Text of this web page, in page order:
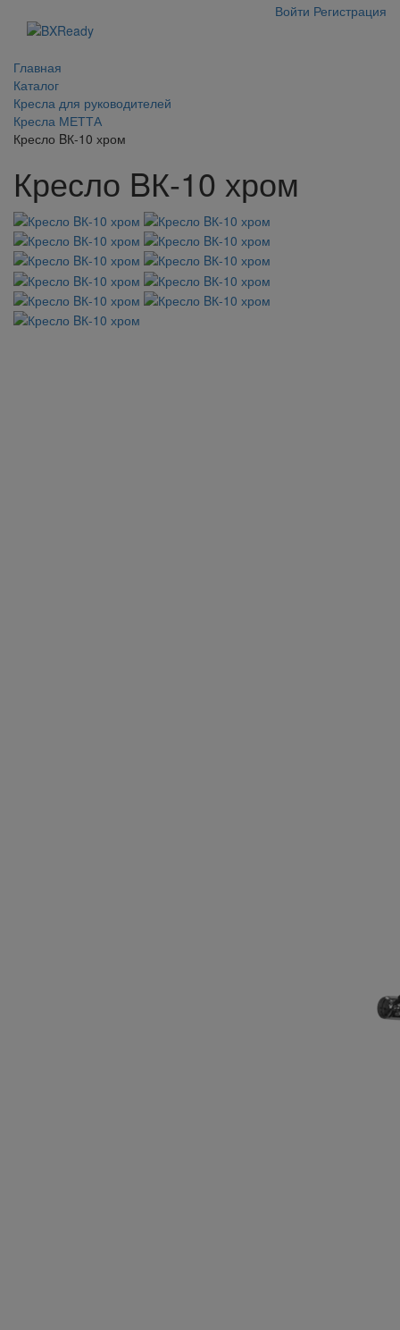
Войти Регистрация
Главная
Каталог
Кресла для руководителей
Кресла МЕТТА
Кресло BК-10 хром
Кресло BК-10 хром